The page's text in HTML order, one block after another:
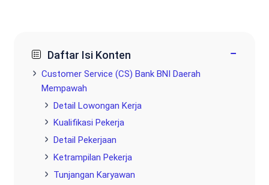
Daftar Isi Konten −
Customer Service (CS) Bank BNI Daerah
Mempawah
Detail Lowongan Kerja
Kualifikasi Pekerja
Detail Pekerjaan
Ketrampilan Pekerja
Tunjangan Karyawan